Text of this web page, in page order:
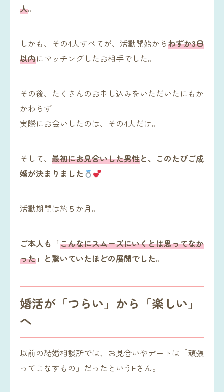
人。
しかも、その4人すべてが、活動開始からわずか3日
以内にマッチングしたお相手でした。
その後、たくさんのお申し込みをいただいたにもか
かわらず――
実際にお会いしたのは、その4人だけ。
そして、 最初にお見合いした男性と、このたびご成
婚が決まりました
活動期間は約５か月。
ご本人も「こんなにスムーズにいくとは思ってなか
った」と驚いていたほどの展開でした。
婚活が「つらい」から「楽しい」
へ
以前の結婚相談所では、お見合いやデートは「頑張
ってこなすもの」だったというEさん。